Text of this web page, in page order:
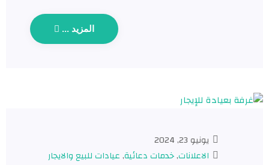
المزيد ...
يونيو 23, 2024
الاعلانات,خدمات دعائية,عيادات للبيع والايجار​